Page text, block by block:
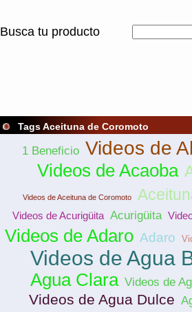
Busca tu producto
Tags Aceituna de Coromoto
1 Beneficio Videos de
Videos de Acaoba
Videos de Aceituna de Coromoto
Videos de Acurigüita Acurigüita
Videos de Adaro Adaro
Videos de Agua
Agua Clara Videos de
Videos de Agua Dulce